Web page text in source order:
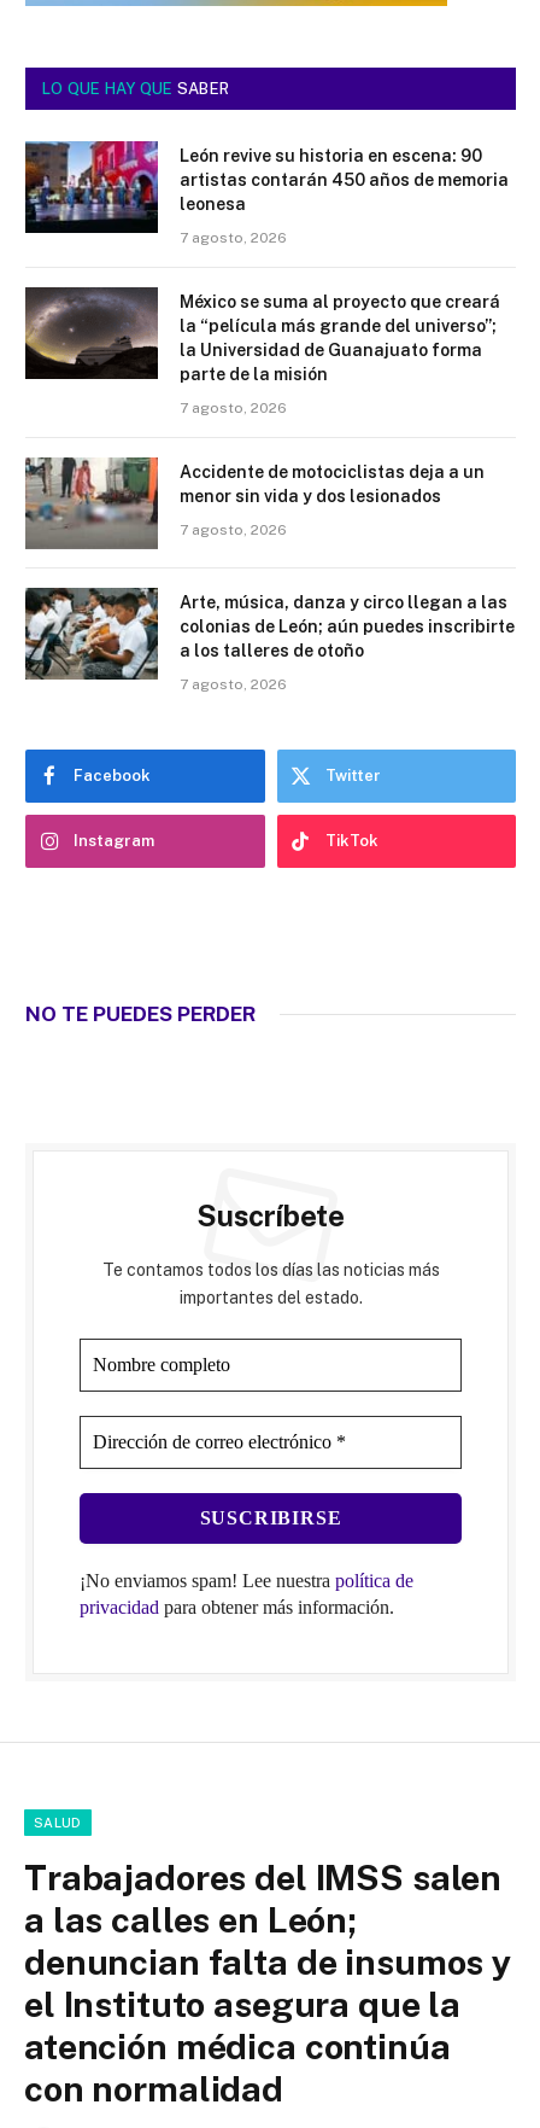
LO QUE HAY QUE SABER
León revive su historia en escena: 90
artistas contarán 450 años de memoria
leonesa
7 agosto, 2026
México se suma al proyecto que creará
la “película más grande del universo”;
la Universidad de Guanajuato forma
parte de la misión
7 agosto, 2026
Accidente de motociclistas deja a un
menor sin vida y dos lesionados
7 agosto, 2026
Arte, música, danza y circo llegan a las
colonias de León; aún puedes inscribirte
a los talleres de otoño
7 agosto, 2026
Facebook Twitter
Instagram TikTok
NO TE PUEDES PERDER
Suscríbete
Te contamos todos los días las noticias más
importantes del estado.
¡No enviamos spam! Lee nuestra política de
privacidad para obtener más información.
SALUD
Trabajadores del IMSS salen
a las calles en León;
denuncian falta de insumos y
el Instituto asegura que la
atención médica continúa
con normalidad